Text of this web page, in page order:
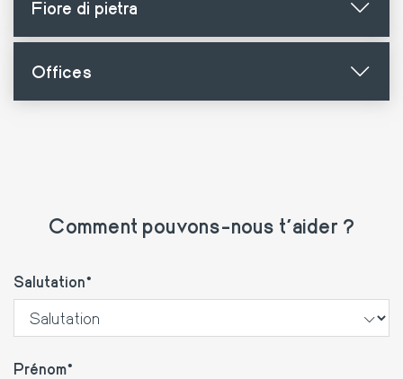
Fiore di pietra
Offices
Comment pouvons-nous t'aider ?
Salutation
Prénom